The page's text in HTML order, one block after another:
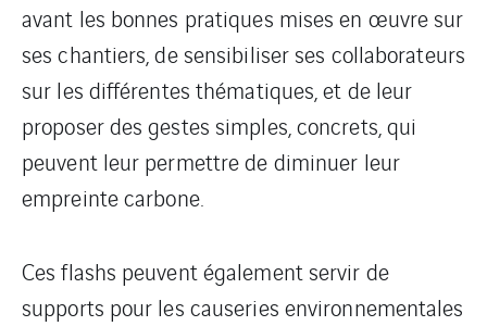
avant les bonnes pratiques mises en œuvre sur
ses chantiers, de sensibiliser ses collaborateurs
sur les différentes thématiques, et de leur
proposer des gestes simples, concrets, qui
peuvent leur permettre de diminuer leur
empreinte carbone.
Ces flashs peuvent également servir de
supports pour les causeries environnementales